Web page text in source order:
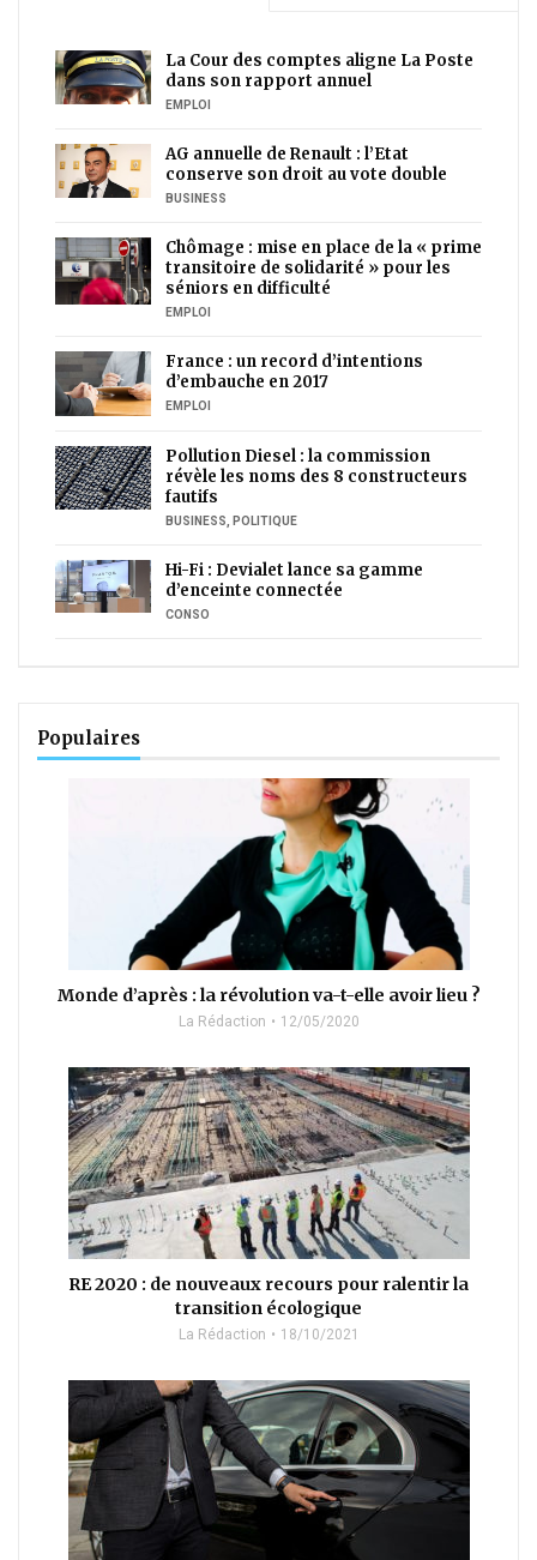
La Cour des comptes aligne La Poste
dans son rapport annuel
EMPLOI
AG annuelle de Renault : l’Etat
conserve son droit au vote double
BUSINESS
Chômage : mise en place de la « prime
transitoire de solidarité » pour les
séniors en difficulté
EMPLOI
France : un record d’intentions
d’embauche en 2017
EMPLOI
Pollution Diesel : la commission
révèle les noms des 8 constructeurs
fautifs
BUSINESS POLITIQUE
Hi-Fi : Devialet lance sa gamme
d’enceinte connectée
CONSO
Populaires
Monde d’après : la révolution va-t-elle avoir lieu ?
La Rédaction 12/05/2020
RE 2020 : de nouveaux recours pour ralentir la
transition écologique
La Rédaction 18/10/2021